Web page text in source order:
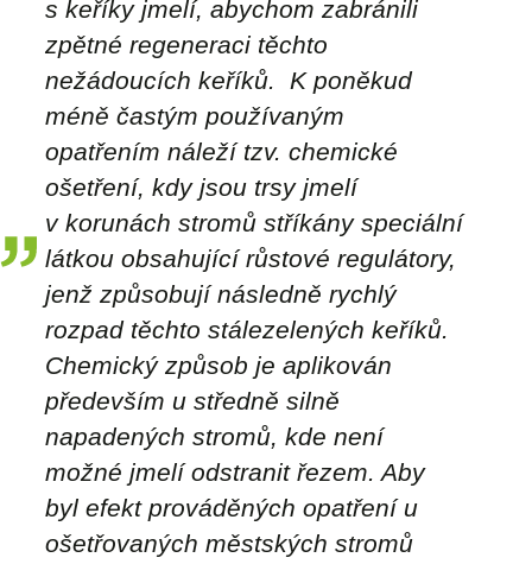
s keříky jmelí, abychom zabránili
zpětné regeneraci těchto
nežádoucích keříků. K poněkud
méně častým používaným
opatřením náleží tzv. chemické
ošetření, kdy jsou trsy jmelí
v korunách stromů stříkány speciální
látkou obsahující růstové regulátory,
jenž způsobují následně rychlý
rozpad těchto stálezelených keříků.
Chemický způsob je aplikován
především u středně silně
napadených stromů, kde není
možné jmelí odstranit řezem. Aby
byl efekt prováděných opatření u
ošetřovaných městských stromů